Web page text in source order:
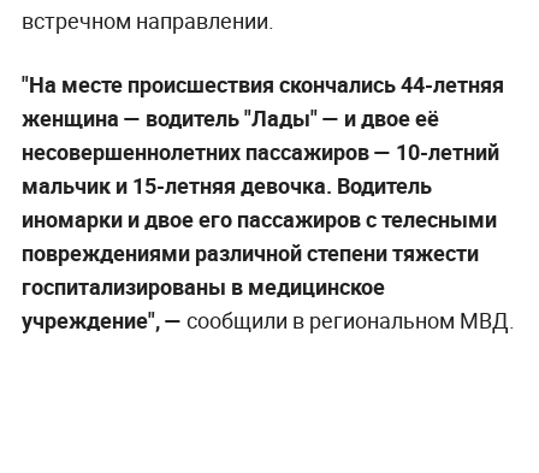
встречном направлении.
"На месте происшествия скончались 44-летняя
женщина — водитель "Лады" — и двое её
несовершеннолетних пассажиров — 10-летний
мальчик и 15-летняя девочка. Водитель
иномарки и двое его пассажиров с телесными
повреждениями различной степени тяжести
госпитализированы в медицинское
учреждение", — сообщили в региональном МВД.